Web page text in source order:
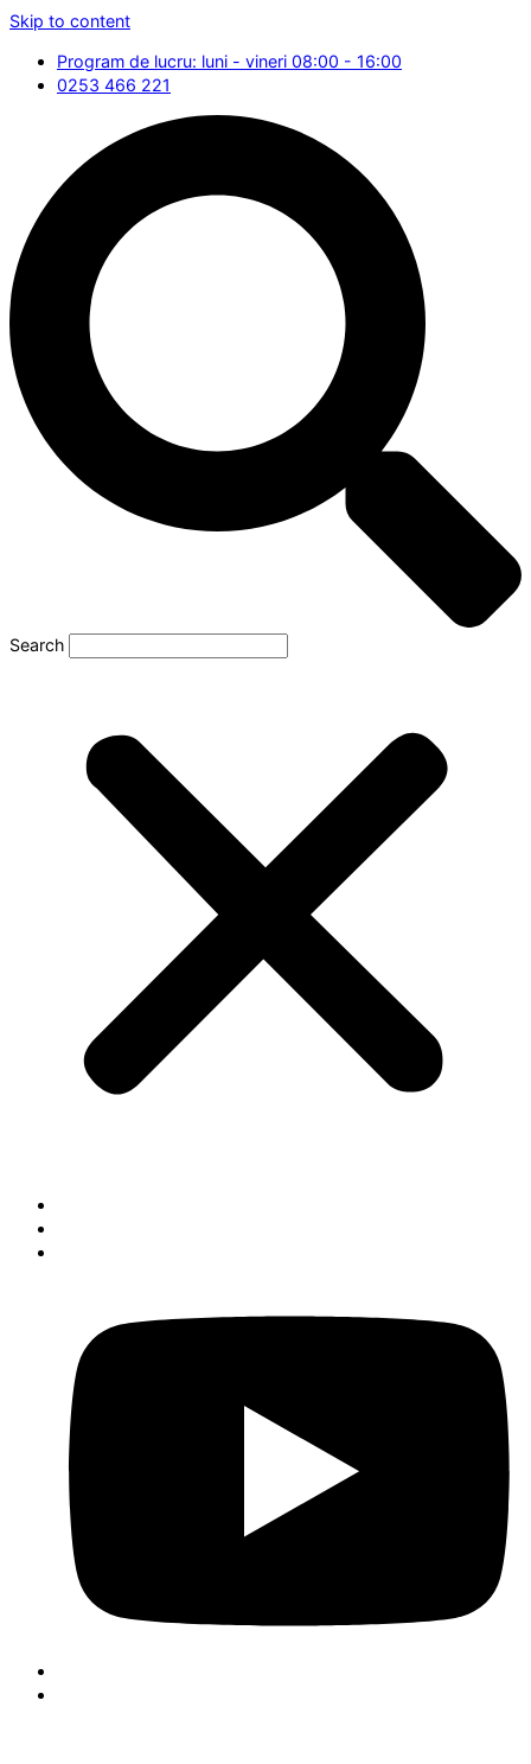
Skip to content
Program de lucru: luni - vineri 08:00 - 16:00
0253 466 221
Search